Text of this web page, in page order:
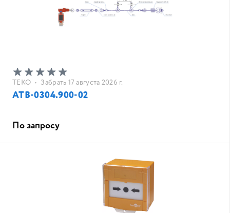
ТЕКО • Забрать 17 августа 2026 г.
АТВ-0304.900-02
По запросу